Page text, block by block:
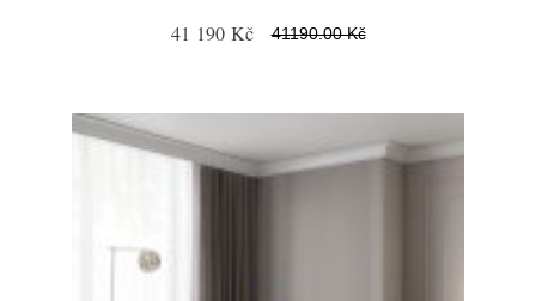
41 190 Kč 41190.00 Kč